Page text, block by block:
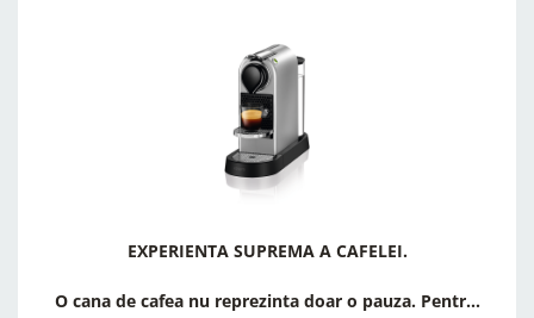
EXPERIENTA SUPREMA A CAFELEI.
O cana de cafea nu reprezinta doar o pauza. Pentr...